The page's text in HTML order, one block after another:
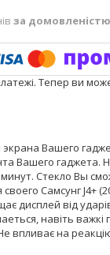
за домовленістю
Тепер ви
экрана Вашего
Вашего гаджета.
Стекло Вы
Самсунг J4+
дисплей від
навіть
впливає на